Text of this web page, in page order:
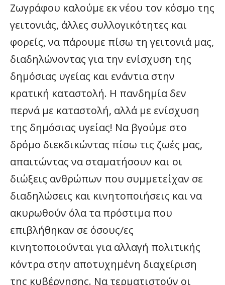
Ζωγράφου καλούμε εκ νέου τον κόσμο της
γειτονιάς, άλλες συλλογικότητες και
φορείς, να πάρουμε πίσω τη γειτονιά μας,
διαδηλώνοντας για την ενίσχυση της
δημόσιας υγείας και ενάντια στην
κρατική καταστολή. Η πανδημία δεν
περνά με καταστολή, αλλά με ενίσχυση
της δημόσιας υγείας! Να βγούμε στο
δρόμο διεκδικώντας πίσω τις ζωές μας,
απαιτώντας να σταματήσουν και οι
διώξεις ανθρώπων που συμμετείχαν σε
διαδηλώσεις και κινητοποιήσεις και να
ακυρωθούν όλα τα πρόστιμα που
επιβλήθηκαν σε όσους/ες
κινητοποιούνται για αλλαγή πολιτικής
κόντρα στην αποτυχημένη διαχείριση
της κυβέρνησης. Να τερματιστούν οι